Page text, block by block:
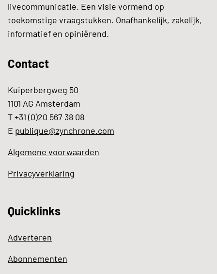
livecommunicatie. Een visie vormend op
toekomstige vraagstukken. Onafhankelijk, zakelijk,
informatief en opiniërend.
Contact
Kuiperbergweg 50
1101 AG Amsterdam
T +31 (0)20 567 38 08
E publique@zynchrone.com
Algemene voorwaarden
Privacyverklaring
Quicklinks
Adverteren
Abonnementen